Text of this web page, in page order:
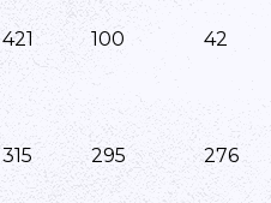
421 100 42
315 295 276